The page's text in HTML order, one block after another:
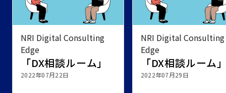
NRI Digital Consulting
Edge
「DX相談ルーム」
2022年07月22日
NRI Digital Consulting
Edge
「DX相談ルーム
2022年07月29日